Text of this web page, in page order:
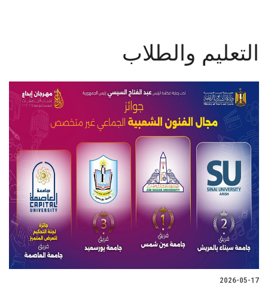
الأنظمة الذكية
الإعلام
تواصل معنا
الطلاب
هيئة التدريس
الدراسات العليا
التعليم والطلاب
2026-05-17